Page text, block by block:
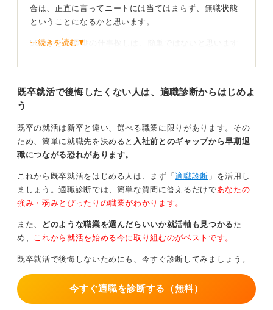
合は、正直に言ってニートには当てはまらず、無職状態
ということになるかと思います。
50歳からの長期の仕事探しは、簡単ではないと思います
ら始めるのではなく、週5日でも6時間や午前中だけな
と思います。
人手不足の職種が狙い目！ 職業訓練で復帰を目指そ
う
50代でも採用がある仕事としては、自身がやりたいこと
ている介護系や清掃の仕事、仕分けやピッキングなどの
物流系、警備の仕事などが挙げられます。
これらはシフト制や夜間の仕事もあり、まだまだニーズ
があるかと思いますので、そのあたりから少しずつキャ
リアを築き始めても良いかと思います。
⋯続きを読む▼
既卒就活で後悔したくない人は、適職診断からはじめよ
う
既卒の就活は新卒と違い、選べる職業に限りがあります。その
ため、簡単に就職先を決めると 入社前とのギャップから早期退
職につながる恐れがあります。
これから既卒就活をはじめる人は、まず「適職診断 」を活用し
ましょう。適職診断では、簡単な質問に答えるだけであなたの
強み・弱みとぴったりの職業がわかります。
また、 どのような職業を選んだらいいか就活軸も見つかる た
め、 これから就活を始める今に取り組むのがベストです。
既卒就活で後悔しないためにも、今すぐ診断してみましょう。
今すぐ適職を診断する（無料）